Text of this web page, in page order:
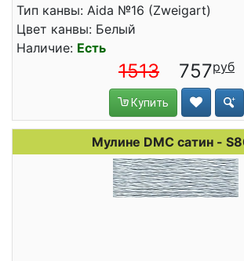
Тип канвы: Aida №16 (Zweigart)
Цвет канвы: Белый
Наличие: Есть
1513 757
Купить
Мулине DMC сатин -